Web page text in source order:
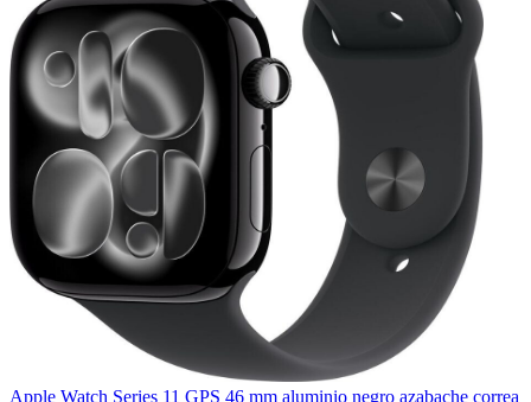
Apple Watch Series 11 GPS 46 mm aluminio negro azabache correa